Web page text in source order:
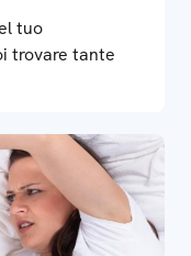
tuo
trovare tante